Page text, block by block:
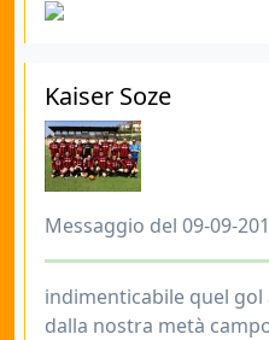
Kaiser Soze
Messaggio del 09-09-
indimenticabile quel
dalla nostra metà